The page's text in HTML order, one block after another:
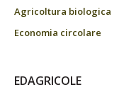
Agricoltura biologica
Economia circolare
EDAGRICOLE